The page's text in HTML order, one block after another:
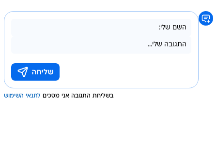
בשליחת התגובה אני מסכים לתנאי השימוש